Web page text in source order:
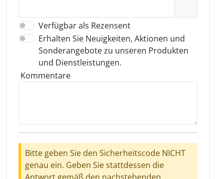
Verfügbar als Rezensent
Erhalten Sie Neuigkeiten, Aktionen und
Sonderangebote zu unseren Produkten
und Dienstleistungen.
Kommentare
Bitte geben Sie den Sicherheitscode NICHT
genau ein. Geben Sie stattdessen die